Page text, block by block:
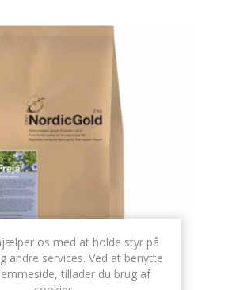
os med at holde styr på
andre services. Ved at benytte
tillader du brug af